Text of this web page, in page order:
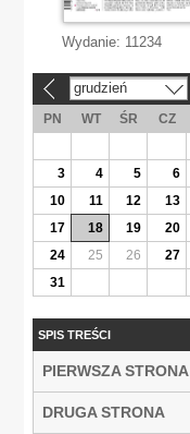
Wydanie: 11234
grudzień
PN WT ŚR CZ
3
4 5 6
10
11 12 13
17
18 19 20
24
25 26 27
31
SPIS TREŚCI
PIERWSZA STRONA
DRUGA STRONA